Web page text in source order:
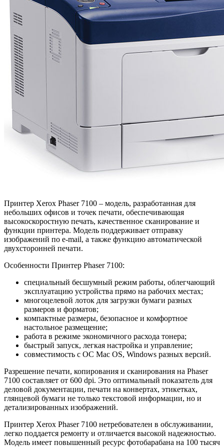
Принтер Xerox Phaser 7100 – модель, разработанная для
небольших офисов и точек печати, обеспечивающая
высокоскоростную печать, качественное сканирование и
функции принтера. Модель поддерживает отправку
изображений по e-mail, а также функцию автоматической
двухсторонней печати.
Особенности Принтер Phaser 7100:
специальный бесшумный режим работы, облегчающий
эксплуатацию устройства прямо на рабочих местах;
многоцелевой лоток для загрузки бумаги разных
размеров и форматов;
компактные размеры, безопасное и комфортное
настольное размещение;
работа в режиме экономичного расхода тонера;
быстрый запуск, легкая настройка и управление;
совместимость с ОС Mac OS, Windows разных версий.
Разрешение печати, копирования и сканирования на Phaser
7100 составляет от 600 dpi. Это оптимальный показатель для
деловой документации, печати на конвертах, этикетках,
глянцевой бумаги не только текстовой информации, но и
детализированных изображений.
Принтер Xerox Phaser 7100 нетребователен в обслуживании,
легко поддается ремонту и отличается высокой надежностью.
Модель имеет повышенный ресурс фотобарабана на 100 тысяч